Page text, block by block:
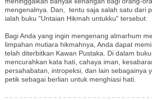
mengenalnya. Dan, tentu saja salah satu dari
ialah buku "Untaian Hikmah untukku" tersebut.
Bagi Anda yang ingin mengenang almarhum
limpahan mutiara hikmahnya, Anda dapat
telah diterbitkan Kawan Pustaka. Di dalam
mencurahkan kata hati, cahaya iman,
persahabatan, intropeksi, dan lain sebagainya
petik sebagai berlian untuk menghiasi hati.